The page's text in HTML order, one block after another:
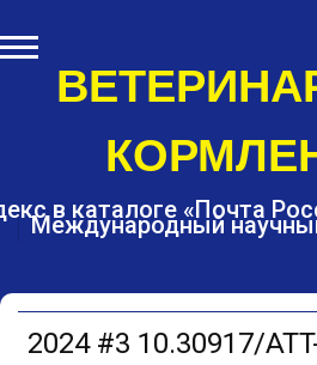
k
i
n
n
Международный
в каталоге «Почта
2024 #3 10.30917/